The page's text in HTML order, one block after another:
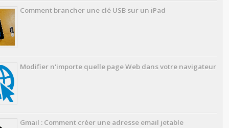
Comment brancher une clé USB sur un iPad
Modifier n'importe quelle page Web dans votre navigateur
Gmail : Comment créer une adresse email jetable